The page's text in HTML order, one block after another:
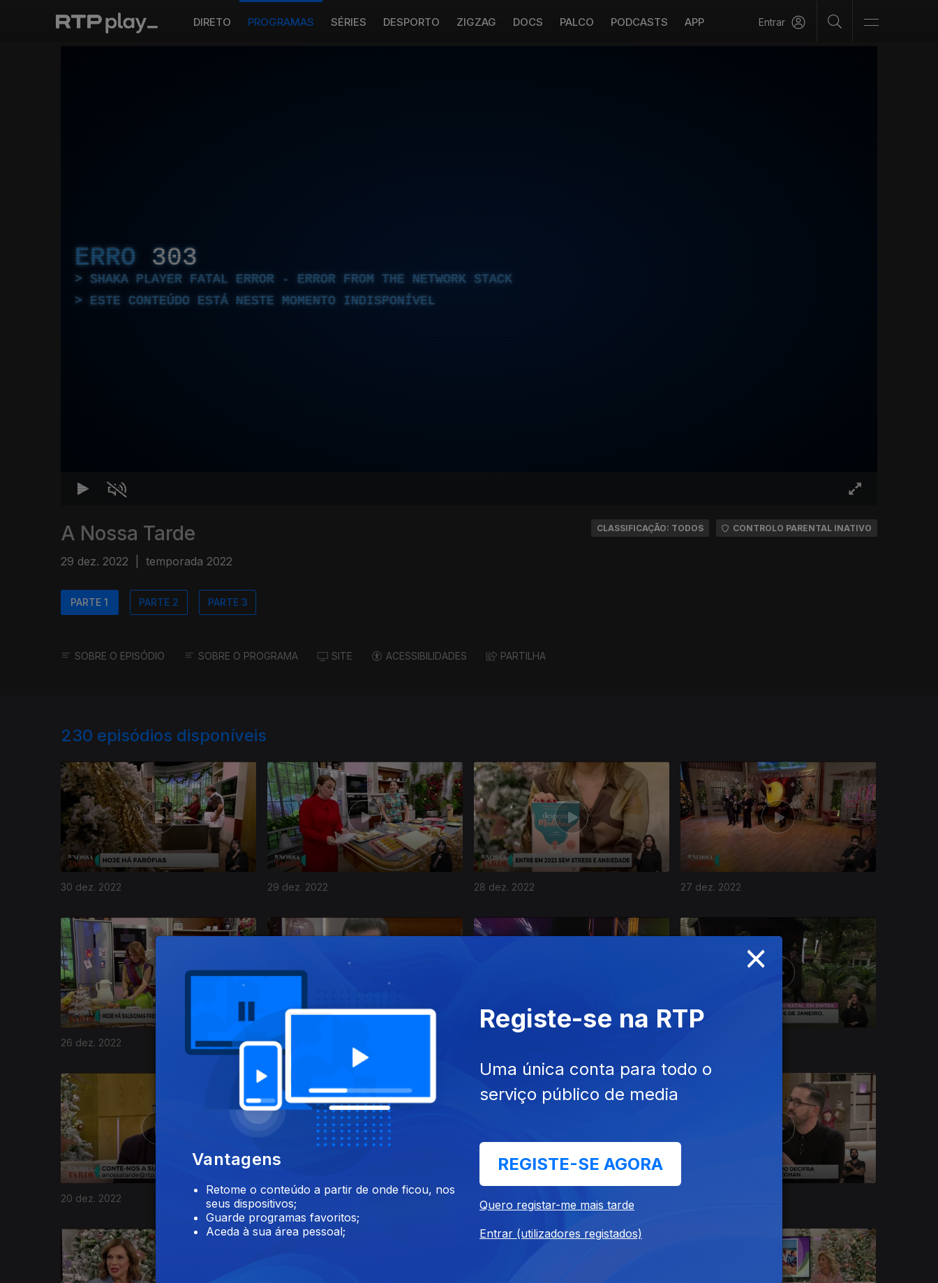
DIRETO PROGRAMAS SÉRIES DESPORTO ZIGZAG DOCS PALCO PODCASTS APP Entrar
ERRO 303
SHAKA PLAYER FATAL ERROR - ERROR FROM THE NETWORK STACK
ESTE CONTEÚDO ESTÁ NESTE MOMENTO INDISPONÍVEL
A Nossa Tarde
29 dez. 2022 temporada 2022
CLASSIFICAÇÃO: TODOS CONTROLO PARENTAL INATIVO
PARTE 1 PARTE 2 PARTE 3
SOBRE O EPISÓDIO SOBRE O PROGRAMA SITE ACESSIBILIDADES PARTILHA
230 episódios disponíveis
30 dez. 2022 29 dez. 2022 28 dez. 2022 27 dez. 2022
26 dez. 2022 23 dez. 2022
20 dez. 2022 19 dez. 2022 16 dez. 2022
659616
×
Vantagens
Retome o conteúdo a partir de onde ficou, nos
seus dispositivos;
Guarde programas favoritos;
Aceda à sua área pessoal;
Registe-se na RTP
Uma única conta para todo o
serviço público de media
REGISTE-SE AGORA
Quero registar-me mais tarde
Entrar (utilizadores registados)